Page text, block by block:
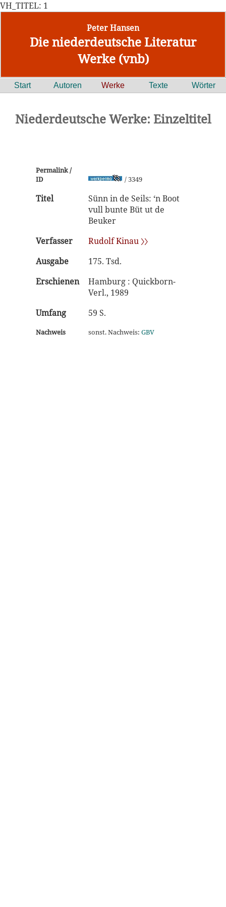
VH_TITEL: 1
Peter Hansen
Die niederdeutsche Literatur
Werke (vnb)
Start Autoren Werke Texte Wörter
Niederdeutsche Werke: Einzeltitel
Permalink /
ID
/ 3349
Titel
Sünn in de Seils: ‘n Boot
vull bunte Büt ut de
Beuker
Verfasser
Rudolf Kinau 〉〉
Ausgabe
175. Tsd.
Erschienen
Hamburg : Quickborn-
Verl., 1989
Umfang
59 S.
Nachweis sonst. Nachweis: GBV